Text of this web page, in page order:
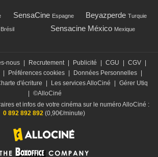
SensaCine Espagne Beyazperde Turquie
Brésil Sensacine México Mexique
nous | Recrutement | Publicité | CGU | CGV |
| Préférences cookies | Données Personnelles |
d'écriture | Les services AlloCiné | Gérer Utiq
| ©AlloCiné
et infos de votre cinéma sur le numéro AlloCiné :
0 892 892 892(0,90€/minute)